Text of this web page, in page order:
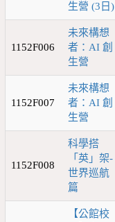
生營 (3日)
1152F006
未來構想
者：AI 創
生營
1152F007
未來構想
者：AI 創
生營
1152F008
科學搭
「英」架-
世界巡航
篇
【公館校